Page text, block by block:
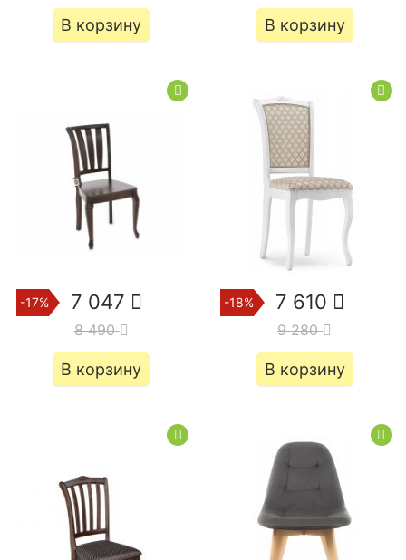
В корзину В корзину
-17% 7 047
8 490
В корзину
-18% 7 610
9 280
В корзину